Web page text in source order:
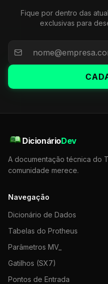
Fique por dentro das
exclusivas para
DicionárioDev
A documentação técnica do
comunidade merece.
Navegação
Dicionário de Dados
Tabelas do Protheus
Parâmetros MV_
Gatilhos (SX7)
Pontos de Entrada